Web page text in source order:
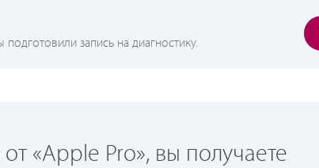
запись на диагностику.
«Apple Pro», вы получаете